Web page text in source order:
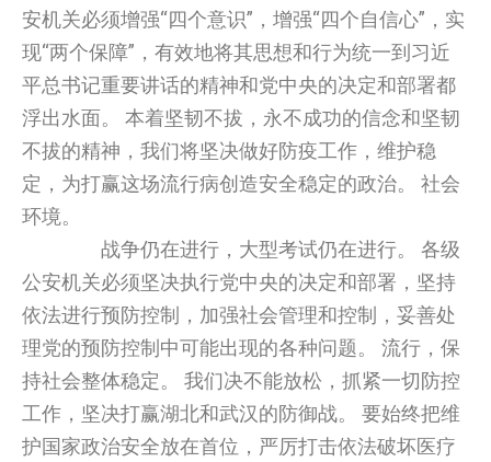
安机关必须增强“四个意识”，增强“四个自信心”，实
现“两个保障”，有效地将其思想和行为统一到习近
平总书记重要讲话的精神和党中央的决定和部署都
浮出水面。 本着坚韧不拔，永不成功的信念和坚韧
不拔的精神，我们将坚决做好防疫工作，维护稳
定，为打赢这场流行病创造安全稳定的政治。 社会
环境。
战争仍在进行，大型考试仍在进行。 各级
公安机关必须坚决执行党中央的决定和部署，坚持
依法进行预防控制，加强社会管理和控制，妥善处
理党的预防控制中可能出现的各种问题。 流行，保
持社会整体稳定。 我们决不能放松，抓紧一切防控
工作，坚决打赢湖北和武汉的防御战。 要始终把维
护国家政治安全放在首位，严厉打击依法破坏医疗